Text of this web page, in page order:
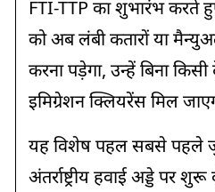
FTI-TTP का शुभारंभ करते
को अब लंबी कतारों या
करना पड़ेगा, उन्हें बिना
इमिग्रेशन क्लियरेंस मिल
यह विशेष पहल सबसे पहले
अंतर्राष्ट्रीय हवाई अड्डे पर